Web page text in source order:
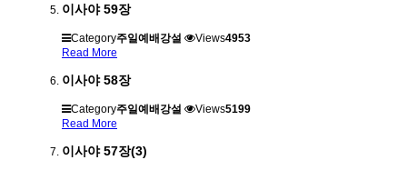
이사야 59장
Category주일예배강설 Views4953
Read More
이사야 58장
Category주일예배강설 Views5199
Read More
이사야 57장(3)